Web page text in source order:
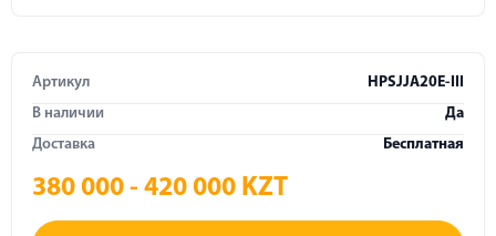
Артикул
HPSJJA20E-III
В наличии
Да
Доставка
Бесплатная
380 000 - 420 000 KZT